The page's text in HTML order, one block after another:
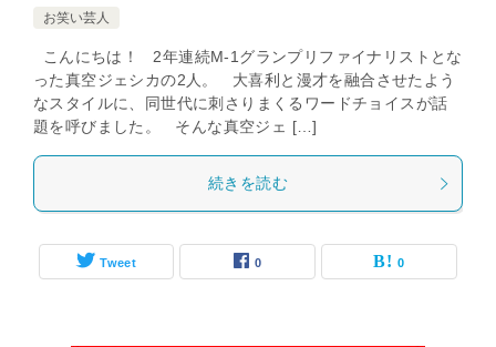
お笑い芸人
こんにちは！ 2年連続M-1グランプリファイナリストとな
った真空ジェシカの2人。 大喜利と漫才を融合させたよう
なスタイルに、同世代に刺さりまくるワードチョイスが話
題を呼びました。 そんな真空ジェ […]
続きを読む
Tweet 0 0